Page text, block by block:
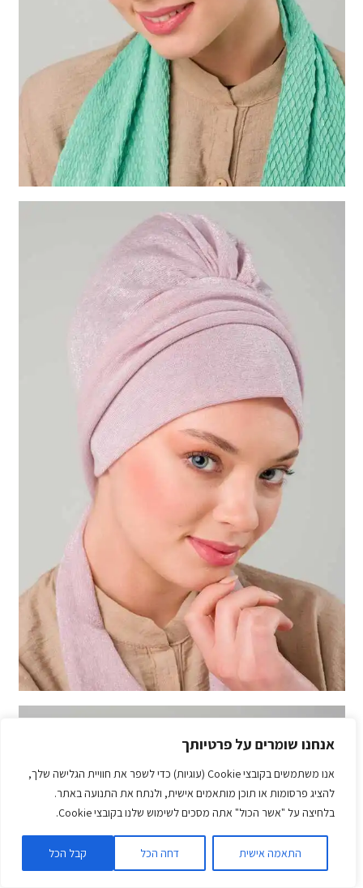
אנחנו שומרים על פרטיותך
אנו משתמשים בקובצי Cookie (עוגיות) כדי לשפר את חוויית הגלישה שלך,
להציג פרסומות או תוכן מותאמים אישית, ולנתח את התנועה באתר.
בלחיצה על "אשר הכול" אתה מסכים לשימוש שלנו בקובצי Cookie.
התאמה אישית דחה הכל קבל הכל